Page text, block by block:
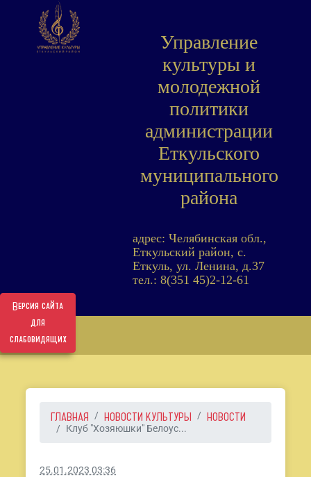
Версия сайта
для
слабовидящих
Управление
культуры и
молодежной
политики
администрации
Еткульского
муниципального
района
адрес: Челябинская обл.,
Еткульский район, с.
Еткуль, ул. Ленина, д.37
тел.: 8(351 45)2-12-61
ГЛАВНАЯ НОВОСТИ КУЛЬТУРЫ НОВОСТИ
Клуб "Хозяюшки" Белоус...
25.01.2023 03:36